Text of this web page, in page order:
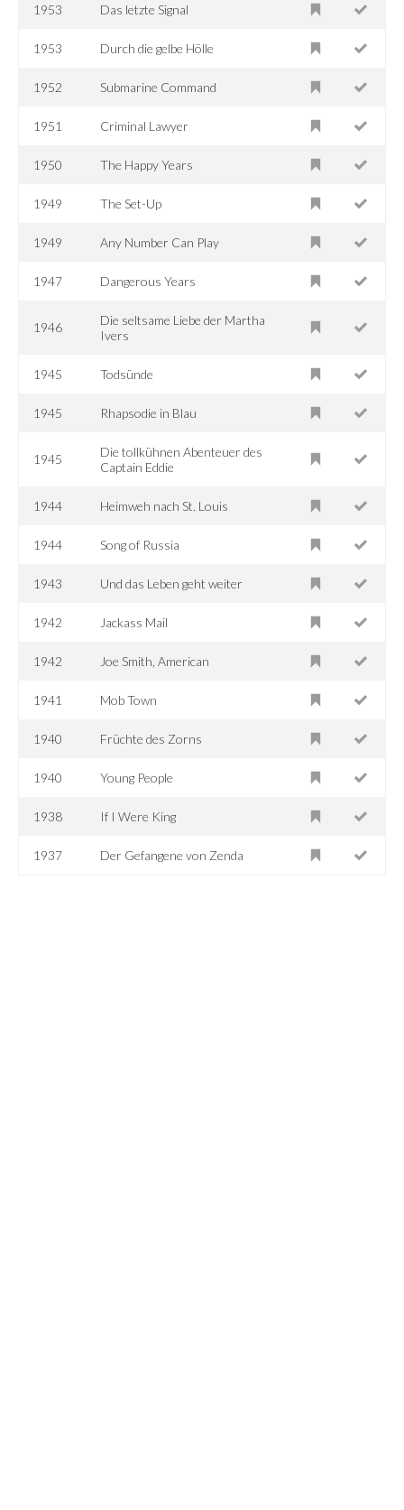
1953 Das letzte Signal
1953 Durch die gelbe Hölle
1952 Submarine Command
1951 Criminal Lawyer
1950 The Happy Years
1949 The Set-Up
1949 Any Number Can Play
1947 Dangerous Years
1946
Die seltsame Liebe der Martha
Ivers
1945 Todsünde
1945 Rhapsodie in Blau
1945
Die tollkühnen Abenteuer des
Captain Eddie
1944 Heimweh nach St. Louis
1944 Song of Russia
1943 Und das Leben geht weiter
1942 Jackass Mail
1942 Joe Smith, American
1941 Mob Town
1940 Früchte des Zorns
1940 Young People
1938 If I Were King
1937 Der Gefangene von Zenda